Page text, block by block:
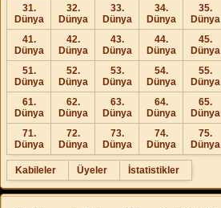
31.
Dünya
32.
Dünya
33.
Dünya
34.
Dünya
35.
Dünya
41.
Dünya
42.
Dünya
43.
Dünya
44.
Dünya
45.
Dünya
51.
Dünya
52.
Dünya
53.
Dünya
54.
Dünya
55.
Dünya
61.
Dünya
62.
Dünya
63.
Dünya
64.
Dünya
65.
Dünya
71.
Dünya
72.
Dünya
73.
Dünya
74.
Dünya
75.
Dünya
Kabileler Üyeler İstatistikler